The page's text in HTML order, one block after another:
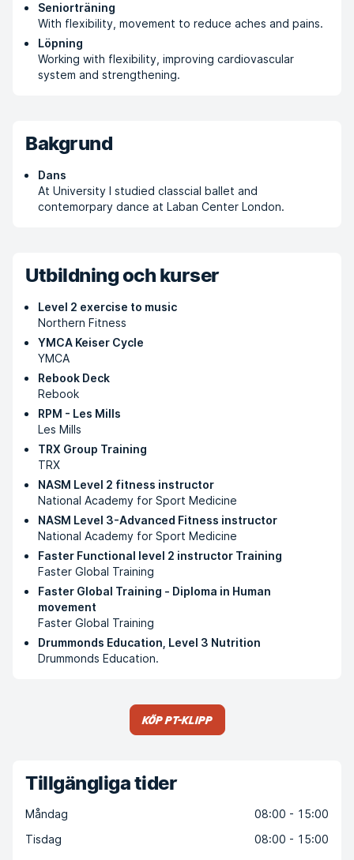
Seniorträning
With flexibility, movement to reduce aches and pains.
Löpning
Working with flexibility, improving cardiovascular
system and strengthening.
Bakgrund
Dans
At University I studied classcial ballet and
contemorpary dance at Laban Center London.
Utbildning och kurser
Level 2 exercise to music
Northern Fitness
YMCA Keiser Cycle
YMCA
Rebook Deck
Rebook
RPM - Les Mills
Les Mills
TRX Group Training
TRX
NASM Level 2 fitness instructor
National Academy for Sport Medicine
NASM Level 3-Advanced Fitness instructor
National Academy for Sport Medicine
Faster Functional level 2 instructor Training
Faster Global Training
Faster Global Training - Diploma in Human
movement
Faster Global Training
Drummonds Education, Level 3 Nutrition
Drummonds Education.
Köp PT-klipp
Tillgängliga tider
Måndag
08:00 - 15:00
Tisdag
08:00 - 15:00